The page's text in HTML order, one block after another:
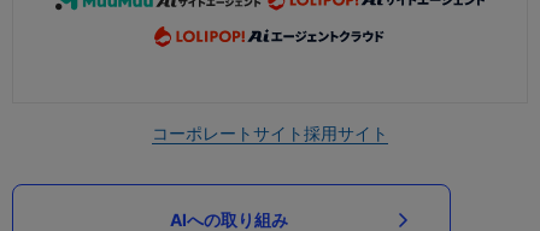
コーポレートサイト採用サイト
AIへの取り組み